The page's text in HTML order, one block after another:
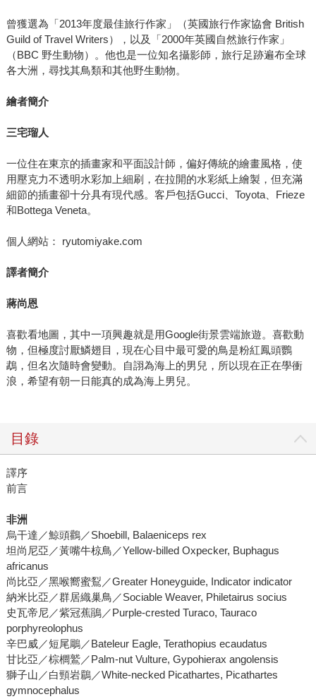
曾獲選為「2013年度最佳旅行作家」（英國旅行作家協會 British
Guild of Travel Writers），以及「2000年英國自然旅行作家」
（BBC 野生動物）。他也是一位知名攝影師，旅行足跡遍布全球
各大洲，尋找其鳥類和其他野生動物。
繪者簡介
三宅瑠人
一位住在東京的插畫家和平面設計師，偏好傳統的繪畫風格，使
用壓克力不透明水彩加上細刷，在拉開的水彩紙上繪製，但充滿
細節的插畫卻十分具有現代感。客戶包括Gucci、Toyota、Frieze
和Bottega Veneta。
個人網站： ryutomiyake.com
譯者簡介
蔣尚恩
喜歡看地圖，其中一項興趣就是用Google街景雲端旅遊。喜歡動
物，但極度討厭鱗翅目，現在心目中最可愛的鳥是粉紅鳳頭鸚
鵡，但名次隨時會變動。自詡為海上的男兒，所以現在正在學衝
浪，希望有朝一日能真的成為海上男兒。
目錄
譯序
前言
非洲
烏干達／鯨頭鸛／Shoebill, Balaeniceps rex
坦尚尼亞／黃嘴牛椋鳥／Yellow-billed Oxpecker, Buphagus
africanus
尚比亞／黑喉嚮蜜鴷／Greater Honeyguide, Indicator indicator
納米比亞／群居織巢鳥／Sociable Weaver, Philetairus socius
史瓦帝尼／紫冠蕉鵑／Purple-crested Turaco, Tauraco
porphyreolophus
辛巴威／短尾鵰／Bateleur Eagle, Terathopius ecaudatus
甘比亞／棕櫚鷲／Palm-nut Vulture, Gypohierax angolensis
獅子山／白頸岩鶥／White-necked Picathartes, Picathartes
gymnocephalus